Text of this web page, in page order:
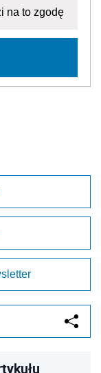
na to zgodę